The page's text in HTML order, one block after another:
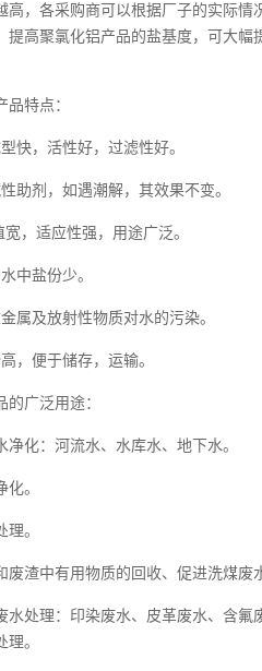
高，各采购商可以根据厂子的实际
提高聚氯化铝产品的盐基度，可大幅
品特点：
快，活性好，过滤性好。
助剂，如遇潮解，其效果不变。
宽，适应性强，用途广泛。
中盐份少。
属及放射性物质对水的污染。
，便于储存，运输。
的广泛用途：
化：河流水、水库水、地下水。
。
。
渣中有用物质的回收、促进洗煤废
水处理：印染废水、皮革废水、含氟
。